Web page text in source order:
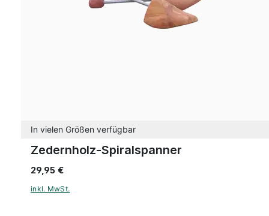
In vielen Größen verfügbar
Zedernholz-Spiralspanner
29,95 €
inkl. MwSt.